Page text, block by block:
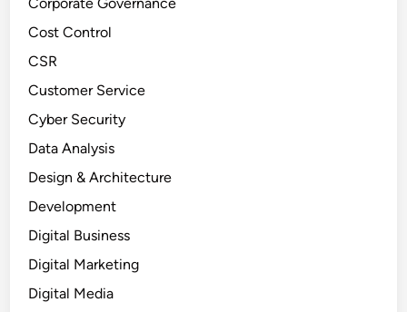
Cost Control
CSR
Customer Service
Cyber Security
Data Analysis
Design & Architecture
Development
Digital Business
Digital Marketing
Digital Media